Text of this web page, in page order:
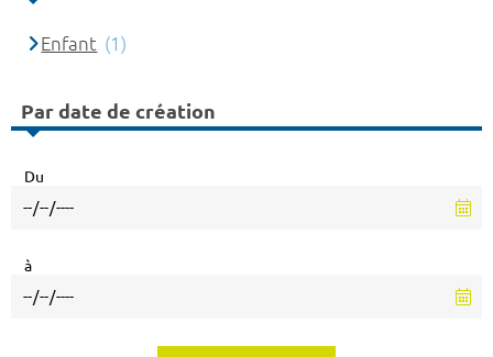
Enfant (1)
Par date de création
Du
à